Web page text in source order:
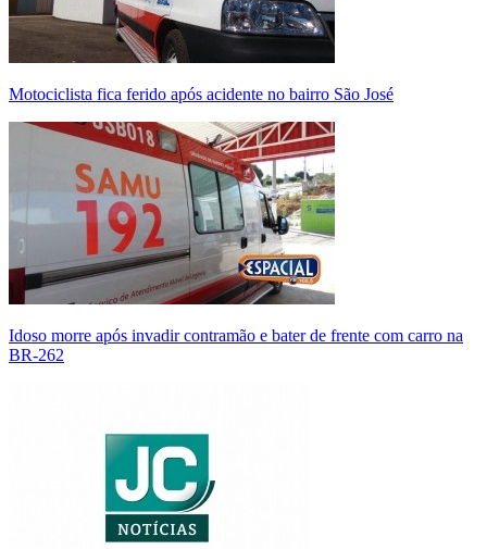
Motociclista fica ferido após acidente no bairro São José
Idoso morre após invadir contramão e bater de frente com carro na
BR-262